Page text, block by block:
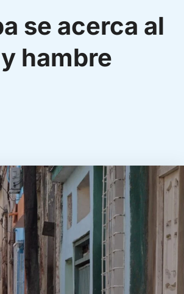
se acerca al
hambre